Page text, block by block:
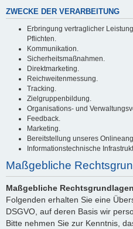
ZWECKE DER VERARBEITUNG
Erbringung vertraglicher
Pflichten.
Kommunikation.
Sicherheitsmaßnahmen.
Direktmarketing.
Reichweitenmessung.
Tracking.
Zielgruppenbildung.
Organisations- und
Feedback.
Marketing.
Bereitstellung unseres
Informationstechnische
Maßgebliche
Maßgebliche
Folgenden erhalten Sie eine
DSGVO, auf deren Basis wir
Bitte nehmen Sie zur Kenntnis,